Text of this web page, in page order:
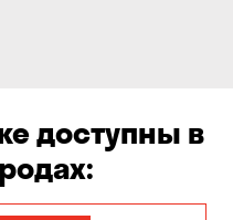
доступны в